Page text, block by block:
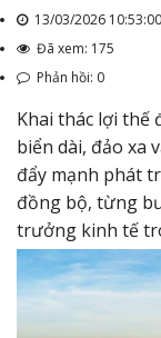
13/03/2026
Đã xem: 175
Phản hồi: 0
Khai thác lợi thế
biển dài, đảo xa
đẩy mạnh phát
đồng bộ, từng
trưởng kinh tế